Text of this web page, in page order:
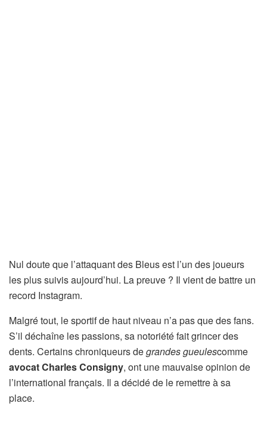
Nul doute que l’attaquant des Bleus est l’un des joueurs
les plus suivis aujourd’hui. La preuve ? Il vient de battre un
record Instagram.
Malgré tout, le sportif de haut niveau n’a pas que des fans.
S’il déchaîne les passions, sa notoriété fait grincer des
dents. Certains chroniqueurs degrandes gueulescomme
avocat Charles Consigny, ont une mauvaise opinion de
l’international français. Il a décidé de le remettre à sa
place.